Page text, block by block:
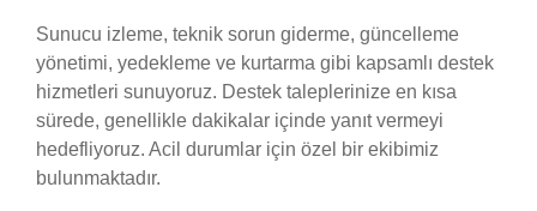
Sunucu izleme, teknik sorun giderme, güncelleme
yönetimi, yedekleme ve kurtarma gibi kapsamlı destek
hizmetleri sunuyoruz. Destek taleplerinize en kısa
sürede, genellikle dakikalar içinde yanıt vermeyi
hedefliyoruz. Acil durumlar için özel bir ekibimiz
bulunmaktadır.